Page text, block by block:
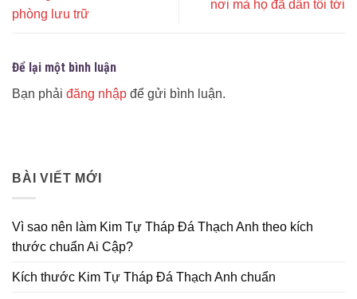
phòng lưu trữ
nơi mà họ đã dẫn tôi tới
Để lại một bình luận
Bạn phải đăng nhập để gửi bình luận.
BÀI VIẾT MỚI
Vì sao nên làm Kim Tự Tháp Đá Thạch Anh theo kích
thước chuẩn Ai Cập?
Kích thước Kim Tự Tháp Đá Thạch Anh chuẩn